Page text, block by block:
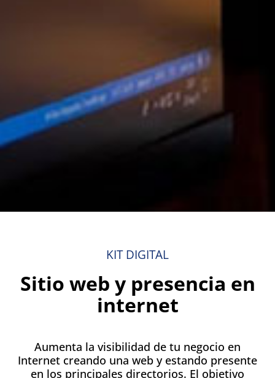
KIT DIGITAL
Sitio web y presencia en
internet
Aumenta la visibilidad de tu negocio en
Internet creando una web y estando presente
en los principales directorios. El objetivo